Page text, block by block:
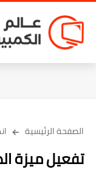
الصفحة الرئيسية